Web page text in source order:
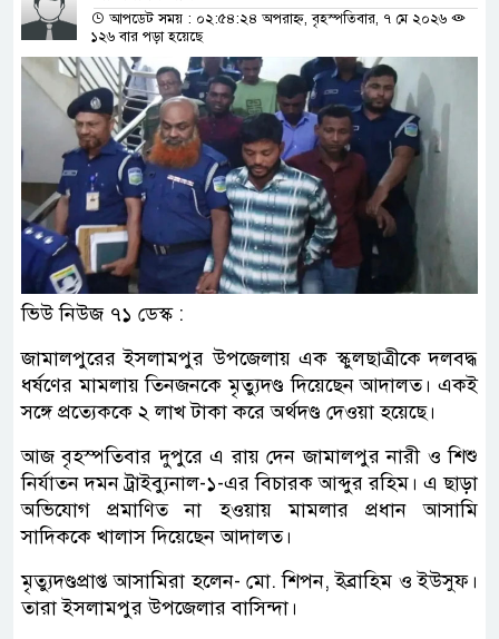
আপডেট সময় : ০২:৫৪:২৪ অপরাহ্ন, বৃহস্পতিবার, ৭ মে ২০২৬
১২৬ বার পড়া হয়েছে
ভিউ নিউজ ৭১ ডেস্ক :
জামালপুরের ইসলামপুর উপজেলায় এক স্কুলছাত্রীকে দলবদ্ধ
ধর্ষণের মামলায় তিনজনকে মৃত্যুদণ্ড দিয়েছেন আদালত। একই
সঙ্গে প্রত্যেককে ২ লাখ টাকা করে অর্থদণ্ড দেওয়া হয়েছে।
আজ বৃহস্পতিবার দুপুরে এ রায় দেন জামালপুর নারী ও শিশু
নির্যাতন দমন ট্রাইব্যুনাল-১-এর বিচারক আব্দুর রহিম। এ ছাড়া
অভিযোগ প্রমাণিত না হওয়ায় মামলার প্রধান আসামি
সাদিককে খালাস দিয়েছেন আদালত।
মৃত্যুদণ্ডপ্রাপ্ত আসামিরা হলেন- মো. শিপন, ইব্রাহিম ও ইউসুফ।
তারা ইসলামপুর উপজেলার বাসিন্দা।